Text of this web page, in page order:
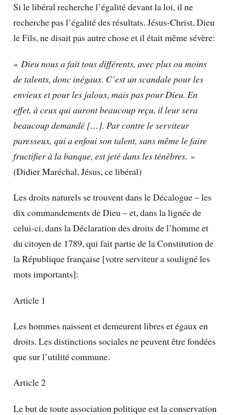
Si le libéral recherche l’égalité devant la loi, il ne
recherche pas l’égalité des résultats. Jésus-Christ, Dieu
le Fils, ne disait pas autre chose et il était même sévère:
« Dieu nous a fait tous différents, avec plus ou moins
de talents, donc inégaux. C’est un scandale pour les
envieux et pour les jaloux, mais pas pour Dieu. En
effet, à ceux qui auront beaucoup reçu, il leur sera
beaucoup demandé […]. Par contre le serviteur
paresseux, qui a enfoui son talent, sans même le faire
fructifier à la banque, est jeté dans les ténèbres. »
(Didier Maréchal, Jésus, ce libéral)
Les droits naturels se trouvent dans le Décalogue – les
dix commandements de Dieu – et, dans la lignée de
celui-ci, dans la Déclaration des droits de l’homme et
du citoyen de 1789, qui fait partie de la Constitution de
la République française [votre serviteur a souligné les
mots importants]:
Article 1
Les hommes naissent et demeurent libres et égaux en
droits. Les distinctions sociales ne peuvent être fondées
que sur l’utilité commune.
Article 2
Le but de toute association politique est la conservation